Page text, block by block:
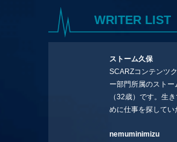
WRITER LIST
ストーム久保
SCARZコンテンツ
ー部門所属のストー
（32歳）です。生
めに仕事を探してい
コラムを連載させて
nemuminimizu